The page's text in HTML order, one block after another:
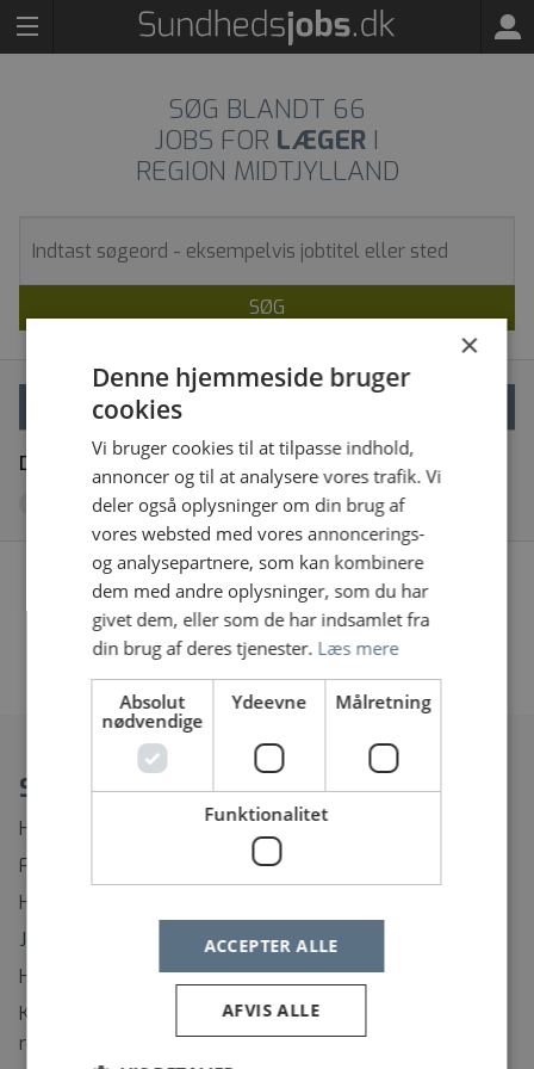
SØG BLANDT 66
JOBS FOR LÆGER I
REGION MIDTJYLLAND
SØG
Dine filtre
Fjern alle
Region Midtjyllandx
Vi fandt desværre ingen jobopslag, prøv at søge på
noget andet eller fjern nogle af dine filtre
Spørgsmål?
Hvordan ændrer eller afmelder jeg min Jobagent?
Find rundt på Sundhedsjobs.dk
Hvordan opretter jeg mig som bruger?
Jeg har glemt mit brugernavn
Hvordan ændrer jeg mit password?
Kontaktinformation til support på regionernes
rekrutteringssystemer
×
Denne hjemmeside bruger
cookies
Vi bruger cookies til at tilpasse indhold,
annoncer og til at analysere vores trafik. Vi
deler også oplysninger om din brug af
vores websted med vores annoncerings-
og analysepartnere, som kan kombinere
dem med andre oplysninger, som du har
givet dem, eller som de har indsamlet fra
din brug af deres tjenester. Læs mere
Absolut
nødvendige
Ydeevne Målretning
Funktionalitet
ACCEPTER ALLE
AFVIS ALLE